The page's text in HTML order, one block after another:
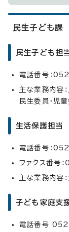
民生子ども課
民生子ども担
電話番号：
主な業務内容
民生委員・児
生活保護担当
電話番号：
ファクス番
主な業務内容
子ども家庭支
電話番号